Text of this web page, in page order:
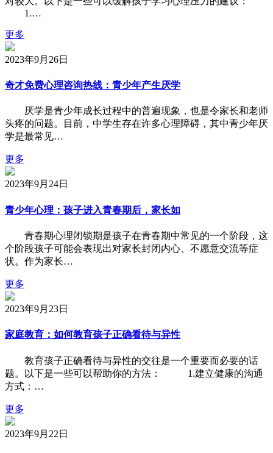
1.…
更多
2023年9月26日
奇才免费心理咨询热线：青少年产生厌学
厌学是青少年成长过程中的普遍现象，也是令家长和老师
头疼的问题。目前，中学生存在许多心理障碍，其中青少年厌
学是最常见…
更多
2023年9月24日
青少年心理：孩子进入青春期后，家长如
青春期心理闭锁期是孩子在青春期中常见的一个阶段，这
个阶段孩子可能会表现出对家长封闭内心、不愿意交流等症
状。作为家长…
更多
2023年9月23日
家庭教育：如何教育孩子正确看待与异性
教育孩子正确看待与异性的交往是一个重要而必要的话
题。以下是一些可以帮助你的方法： 1.建立健康的沟通
方式：…
更多
2023年9月22日